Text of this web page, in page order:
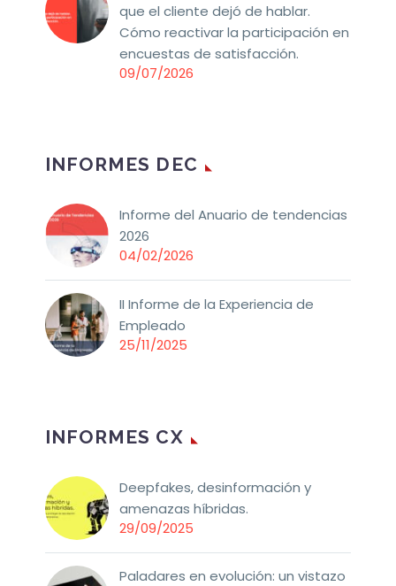
que el cliente dejó de hablar.
Cómo reactivar la participación en
encuestas de satisfacción.
09/07/2026
INFORMES DEC
Informe del Anuario de tendencias
2026
04/02/2026
II Informe de la Experiencia de
Empleado
25/11/2025
INFORMES CX
Deepfakes, desinformación y
amenazas híbridas.
29/09/2025
Paladares en evolución: un vistazo